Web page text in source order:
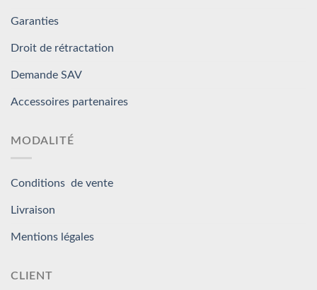
Garanties
Droit de rétractation
Demande SAV
Accessoires partenaires
MODALITÉ
Conditions de vente
Livraison
Mentions légales
CLIENT